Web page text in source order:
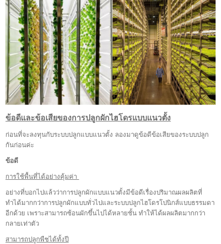
ข้อดีและข้อเสียของการปลูกผักไฮโดรแบบแนวตั้ง
ก่อนที่จะลงทุนกับระบบปลูกแบบแนวตั้ง ลองมาดูข้อดีข้อเสียของระบบปลูก
กันก่อนค่ะ
ข้อดี
การใช้พื้นที่ได้อย่างคุ้มค่า
อย่างที่บอกไปแล้วว่าการปลูกผักแบบแนวตั้งมีข้อดีเรื่องปริมาณผลผลิตที่
ทำได้มากกว่าการปลูกผักแบบทั่วไปและระบบปลูกไฮโดรโปนิกส์แบบธรรมดา
อีกด้วย เพราะสามารถซ้อนผักขึ้นไปได้หลายชั้น ทำให้ได้ผลผลิตมากกว่า
กลายเท่าตัว
สามารถปลูกพืชได้ทั้งปี